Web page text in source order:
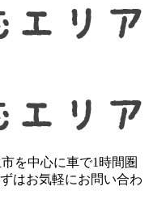
を中心に車で1時間圏
はお気軽にお問い合わ